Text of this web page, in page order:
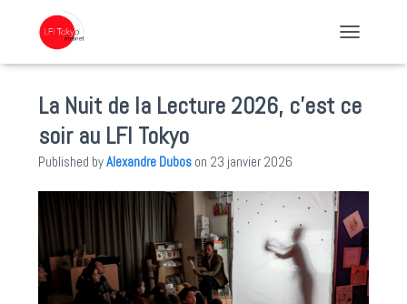
La Nuit de la Lecture 2026, c’est ce
soir au LFI Tokyo
Published byAlexandre Dubos on 23 janvier 2026